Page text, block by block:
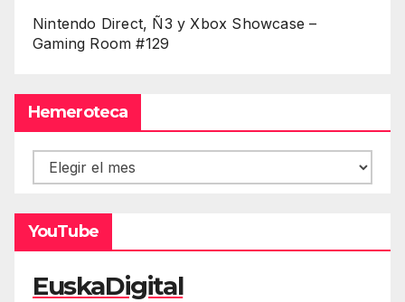
Nintendo Direct, Ñ3 y Xbox Showcase –
Gaming Room #129
Hemeroteca
Hemeroteca
YouTube
EuskaDigital